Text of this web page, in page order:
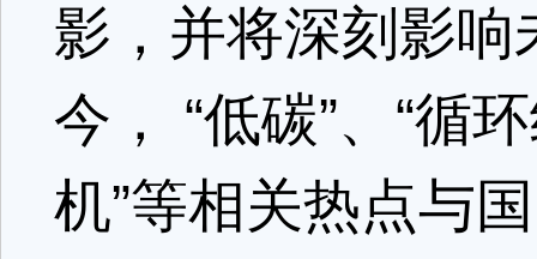
影，并将深刻影响
今， “低碳”、“循
机”等相关热点与